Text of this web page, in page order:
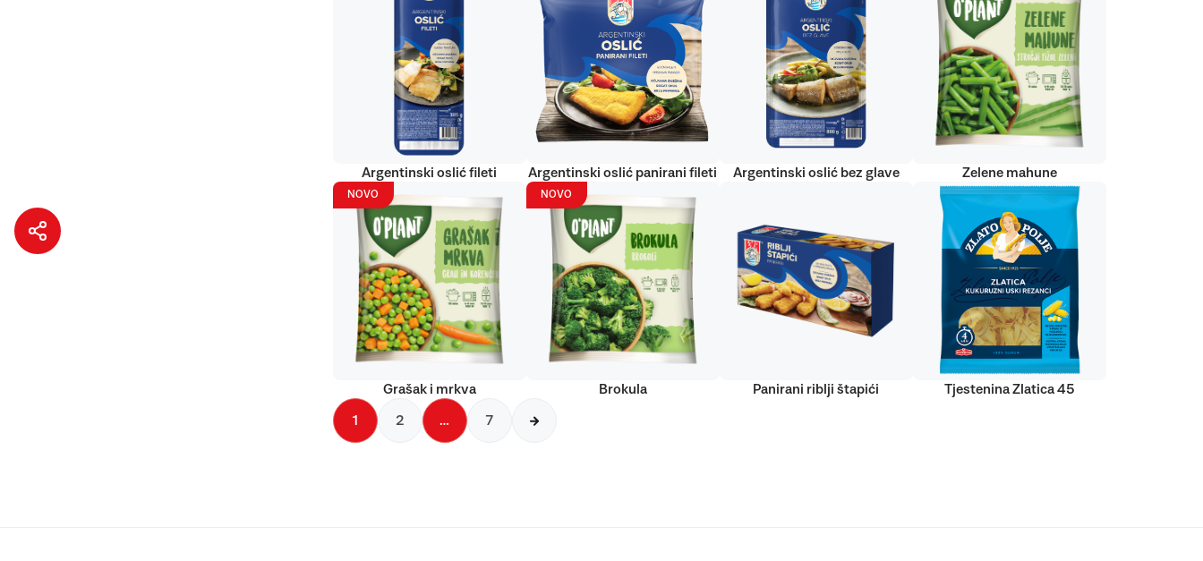
Argentinski oslić fileti Argentinski oslić panirani fileti Argentinski oslić bez glave Zelene mahune
NOVO
Grašak i mrkva
NOVO
Brokula Panirani riblji štapići Tjestenina Zlatica 45
1 2 … 7